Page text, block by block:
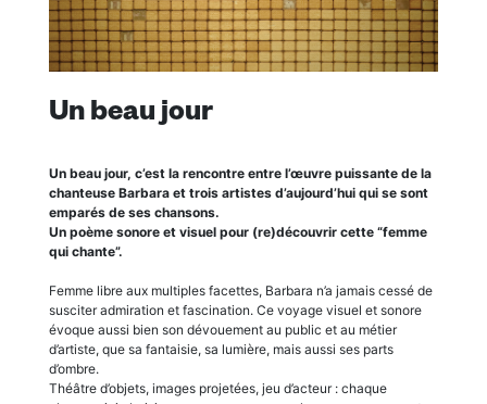
Un beau jour
Un beau jour, c’est la rencontre entre l’œuvre puissante de la
chanteuse Barbara et trois artistes d’aujourd’hui qui se sont
emparés de ses chansons.
Un poème sonore et visuel pour (re)découvrir cette “femme
qui chante”.
Femme libre aux multiples facettes, Barbara n’a jamais cessé de
susciter admiration et fascination. Ce voyage visuel et sonore
évoque aussi bien son dévouement au public et au métier
d’artiste, que sa fantaisie, sa lumière, mais aussi ses parts
d’ombre.
Théâtre d’objets, images projetées, jeu d’acteur : chaque